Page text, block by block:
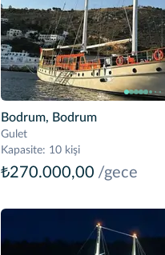
Bodrum, Bodrum
Gulet
Kapasite: 10 kişi
₺270.000,00 /gece